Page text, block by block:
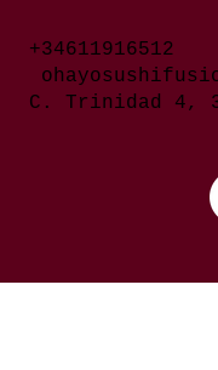
+34611916512
C. Trinidad 4,